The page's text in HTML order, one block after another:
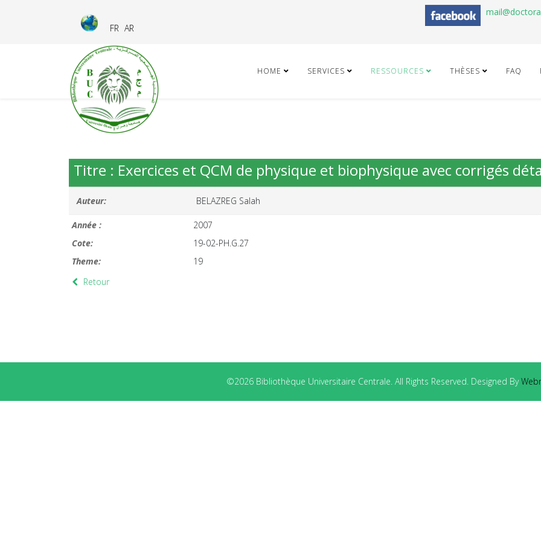
FR AR
HOME SERVICES RESSOURCES THÈSES FAQ
Titre : Exercices et QCM de physique et biophysique avec corrigés
Auteur: BELAZREG Salah
Année :
2007
Cote:
19-02-PH.G.27
Theme:
19
Retour
©2026 Bibliothèque Universitaire Centrale. All Rights Reserved. Designed By